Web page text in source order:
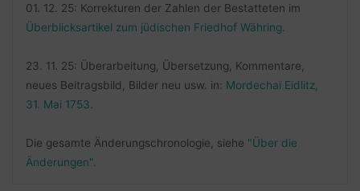
01. 12. 25: Korrekturen der Zahlen der Bestatteten im
Überblicksartikel zum jüdischen Friedhof Währing
23. 11. 25: Überarbeitung, Übersetzung, Kommentare,
neues Beitragsbild, Bilder neu usw. in: Mordechai Eidlitz,
31. Mai 1753
Die gesamte Änderungschronologie, siehe "Über die
Änderungen".